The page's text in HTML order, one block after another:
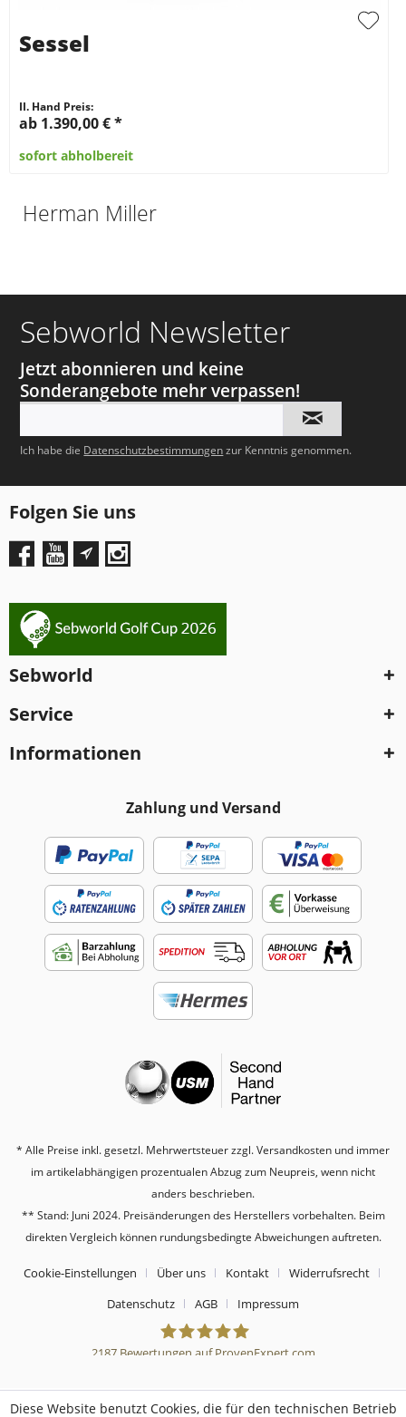
Sessel
II. Hand Preis:
ab 1.390,00 €*
sofort abholbereit
Herman Miller
Sebworld Newsletter
Jetzt abonnieren und keine
Sonderangebote mehr verpassen!
Ich habe die Datenschutzbestimmungenzur Kenntnis genommen.
Folgen Sie uns
Sebworld
Service
Informationen
Zahlung und Versand
* Alle Preise inkl. gesetzl. Mehrwertsteuer zzgl.Versandkosten und immer
im artikelabhängigen prozentualen Abzug zum Neupreis, wenn nicht
anders beschrieben.
** Stand: Juni 2024. Preisänderungen des Herstellers vorbehalten. Beim
direkten Vergleich können rundungsbedingte Abweichungen auftreten.
Cookie-Einstellungen Über uns Kontakt
Widerrufsrecht
Datenschutz
AGB Impressum
Sebworld
2187Bewertungen auf ProvenExpert.com
Diese Website benutzt Cookies, die für den technischen Betrieb